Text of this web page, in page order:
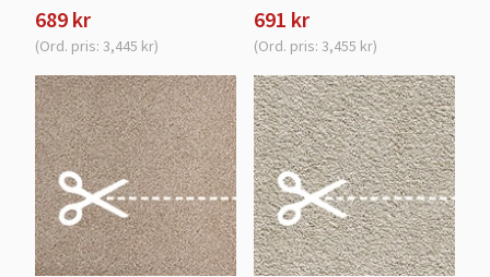
689 kr
(Ord. pris: 3,445 kr)
691 kr
(Ord. pris: 3,455 kr)